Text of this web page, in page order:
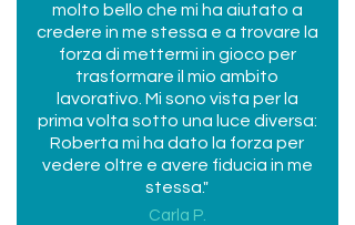
molto bello che mi ha aiutato a
credere in me stessa e a trovare la
forza di mettermi in gioco per
trasformare il mio ambito
lavorativo. Mi sono vista per la
prima volta sotto una luce diversa:
Roberta mi ha dato la forza per
vedere oltre e avere fiducia in me
stessa."
Carla P.